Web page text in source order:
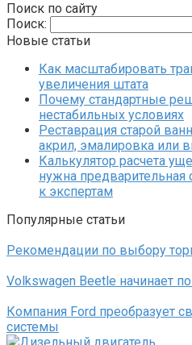
Поиск по сайту
Поиск:
Новые статьи
Как масштабировать
увеличения штата
Почему стандартные
нестабильных условиях
Реставрация старой
акрил, эмалировка или
Калькулятор расчета
нужна предварительная
к экспертам
Популярные статьи
Рекомендации по выбору
Volkswagen Beetle начинает
Компания Ford преобразует
системы